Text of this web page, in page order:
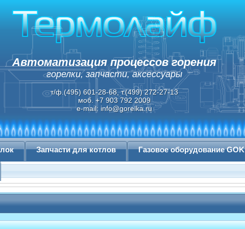
Автоматизация процессов горения
горелки, запчасти, аксессуары
т/ф.(495) 601-28-68, т.(499) 272-27-13
моб. +7 903 792 2009
e-mail: info@gorelka.ru
Запчасти для котлов Газовое оборудование GOK